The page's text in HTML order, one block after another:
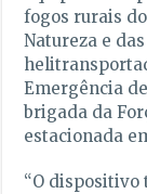
fogos rurais
Natureza e
Emergência
brigada da
estacionada
“O dispositivo